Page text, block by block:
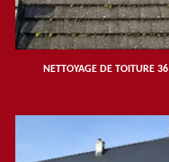
NETTOYAGE DE TOITURE 36